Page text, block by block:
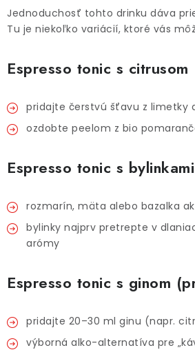
Jednoduchosť tohto drinku dáva
Tu je niekoľko variácií, ktoré vás
Espresso tonic s citrusom
pridajte čerstvú šťavu z limetky
ozdobte peelom z bio
Espresso tonic s bylinkami
rozmarín, mäta alebo bazalka
bylinky najprv pretrepte v
arómy
Espresso tonic s ginom
pridajte 20–30 ml ginu (napr.
výborná alko-alternatíva pre